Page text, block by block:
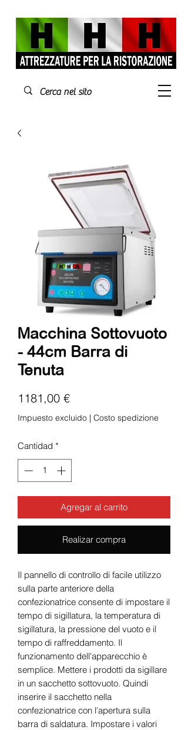
Macchina Sottovuoto
- 44cm Barra di
Tenuta
1181,00 €Precio
Impuesto excluido | Costo spedizione
Cantidad *
Agregar al carrito
Realizar compra
Il pannello di controllo di facile utilizzo
sulla parte anteriore della
confezionatrice consente di impostare il
tempo di sigillatura, la temperatura di
sigillatura, la pressione del vuoto e il
tempo di raffreddamento. Il
funzionamento dell'apparecchio è
semplice. Mettere i prodotti da sigillare
in un sacchetto sottovuoto. Quindi
inserire il sacchetto nella
confezionatrice con l'apertura sulla
barra di saldatura. Impostare i valori